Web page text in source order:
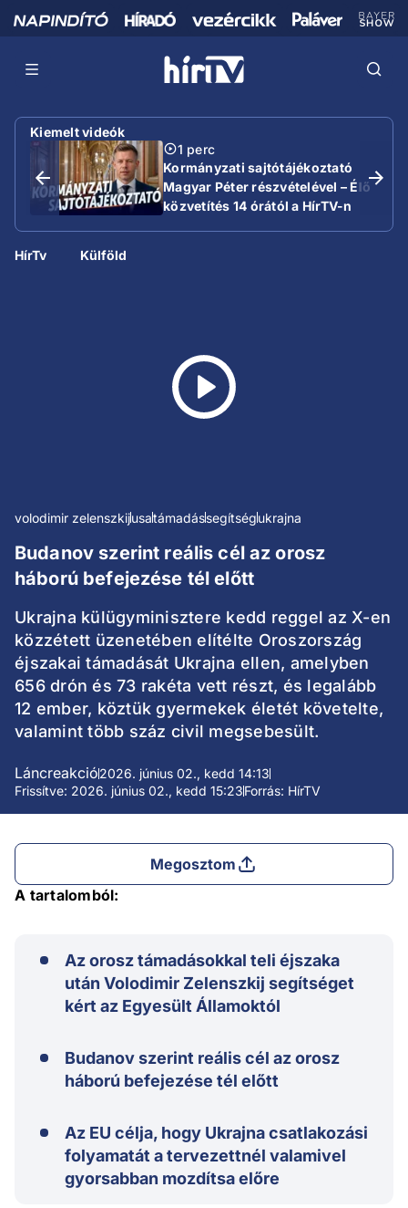
Kiemelt videók
1 perc
Kormányzati sajtótájékoztató
Magyar Péter részvételével – Élő
közvetítés 14 órától a HírTV-n
HírTv Külföld
volodimir zelenszkijusatámadássegítségukrajna
Budanov szerint reális cél az orosz
háború befejezése tél előtt
Ukrajna külügyminisztere kedd reggel az X-en
közzétett üzenetében elítélte Oroszország
éjszakai támadását Ukrajna ellen, amelyben
656 drón és 73 rakéta vett részt, és legalább
12 ember, köztük gyermekek életét követelte,
valamint több száz civil megsebesült.
Láncreakció2026. június 02., kedd 14:13
Frissítve: 2026. június 02., kedd 15:23Forrás: HírTV
Megosztom
A tartalomból:
Az orosz támadásokkal teli éjszaka
után Volodimir Zelenszkij segítséget
kért az Egyesült Államoktól
Budanov szerint reális cél az orosz
háború befejezése tél előtt
Az EU célja, hogy Ukrajna csatlakozási
folyamatát a tervezettnél valamivel
gyorsabban mozdítsa előre